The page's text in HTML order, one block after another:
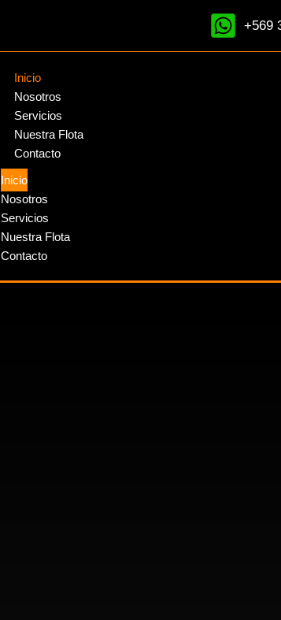
+569
Inicio
Nosotros
Servicios
Nuestra Flota
Contacto
Inicio
Nosotros
Servicios
Nuestra Flota
Contacto